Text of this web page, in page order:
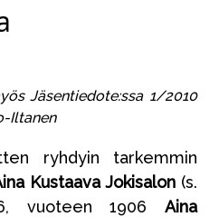
Jäsentiedote:ssa 1/2010
Iltanen
ryhdyin tarkemmin
Kustaava Jokisalon (s.
vuoteen 1906 Aina